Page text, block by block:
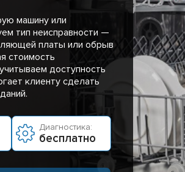
машину или
тип неисправности —
платы или обрыв
стоимость
доступность
клиенту сделать
Диагностика:
бесплатно